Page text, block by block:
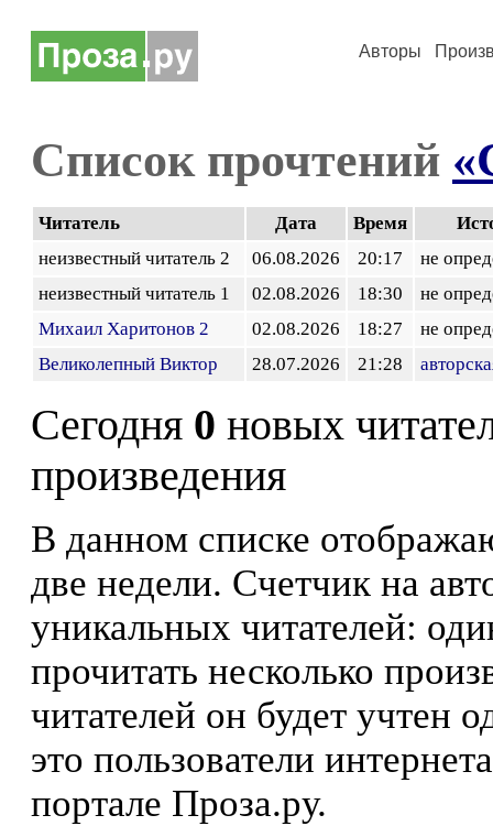
Авторы
Список прочтений
Читатель Дата Время
неизвестный читатель 2
06.08.2026 20:17
не
неизвестный читатель 1
02.08.2026 18:30
не
Михаил Харитонов 2
02.08.2026 18:27
не
Великолепный Виктор
28.07.2026 21:28
Сегодня 0 новых
произведения
В данном списке
две недели. Счетчик на
уникальных читателей:
прочитать несколько
читателей он будет учтен
это пользователи
портале Проза.ру.